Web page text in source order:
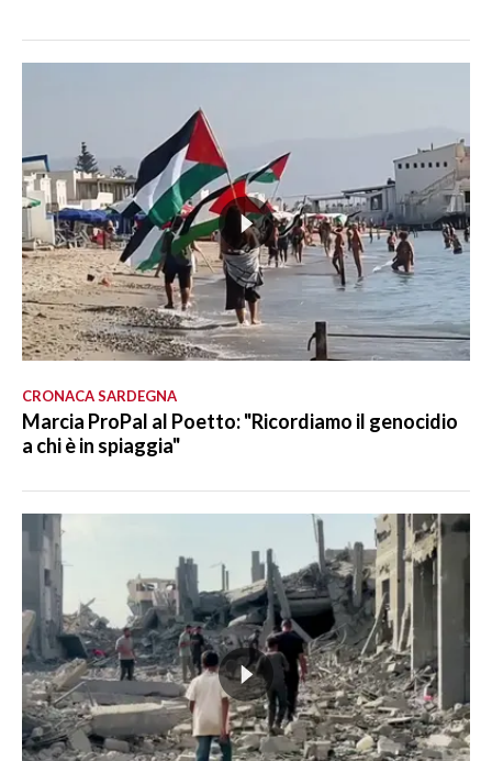
CRONACA SARDEGNA
Marcia ProPal al Poetto: "Ricordiamo il genocidio
a chi è in spiaggia"